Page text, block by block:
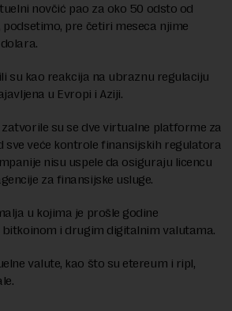
novčić pao za oko 50 odsto od
podsetimo, pre četiri meseca njime
su kao reakcija na ubraznu regulaciju
u Evropi i Aziji.
zatvorile su se dve virtualne platforme za
sve veće kontrole finansijskih regulatora
nisu uspele da osiguraju licencu
za finansijske usluge.
u kojima je prošle godine
i drugim digitalnim valutama.
valute, kao što su etereum i ripl,